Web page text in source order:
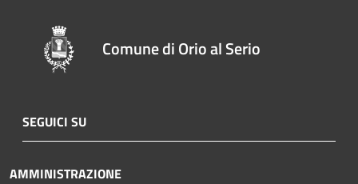
Comune di Orio al Serio
SEGUICI SU
AMMINISTRAZIONE